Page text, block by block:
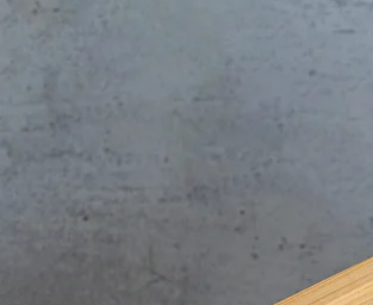
Naše dárky inspirují. Zákazníci nás na
Přáníčko zdarma
Vytvořte něco jedinečného během